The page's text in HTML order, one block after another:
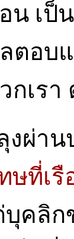
น เ
ตอบ
กเรา
งผ่า
ษที่เ
คลิก